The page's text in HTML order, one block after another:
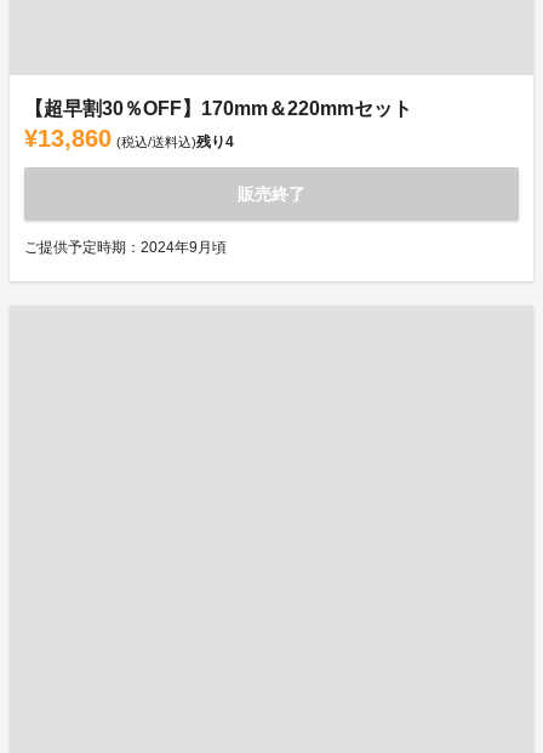
【超早割30％OFF】170mm＆220mmセット
¥13,860 (税込/送料込)残り4
販売終了
ご提供予定時期：2024年9月頃